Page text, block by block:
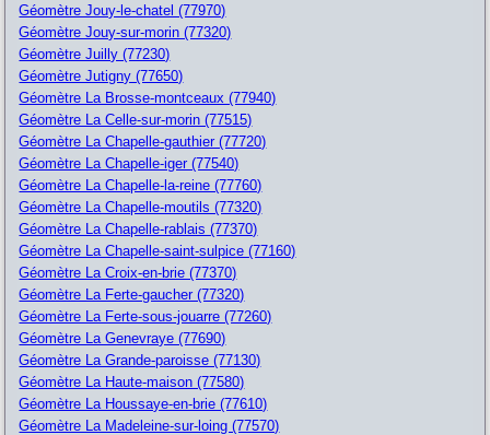
Géomètre Jouy-le-chatel (77970)
Géomètre Jouy-sur-morin (77320)
Géomètre Juilly (77230)
Géomètre Jutigny (77650)
Géomètre La Brosse-montceaux (77940)
Géomètre La Celle-sur-morin (77515)
Géomètre La Chapelle-gauthier (77720)
Géomètre La Chapelle-iger (77540)
Géomètre La Chapelle-la-reine (77760)
Géomètre La Chapelle-moutils (77320)
Géomètre La Chapelle-rablais (77370)
Géomètre La Chapelle-saint-sulpice (77160)
Géomètre La Croix-en-brie (77370)
Géomètre La Ferte-gaucher (77320)
Géomètre La Ferte-sous-jouarre (77260)
Géomètre La Genevraye (77690)
Géomètre La Grande-paroisse (77130)
Géomètre La Haute-maison (77580)
Géomètre La Houssaye-en-brie (77610)
Géomètre La Madeleine-sur-loing (77570)